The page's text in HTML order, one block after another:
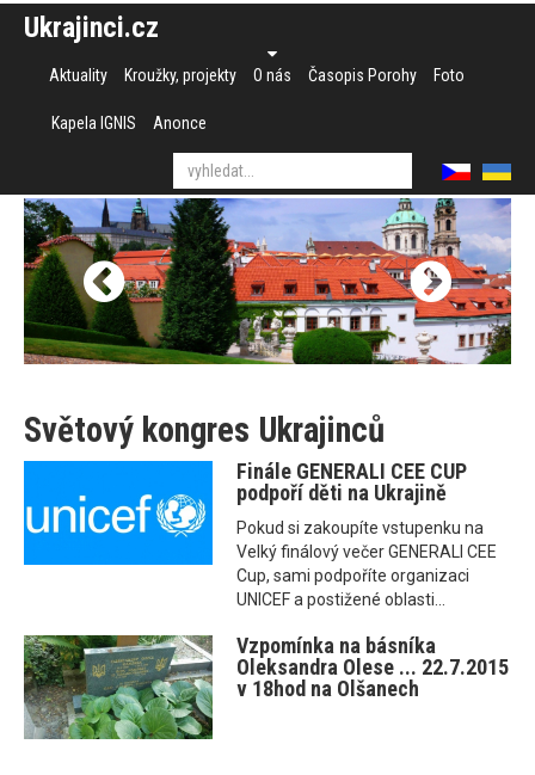
Ukrajinci.cz
Aktuality Kroužky, projekty O nás Časopis Porohy Foto
Kapela IGNIS Anonce
Světový kongres Ukrajinců
Finále GENERALI CEE CUP
podpoří děti na Ukrajině
Pokud si zakoupíte vstupenku na
Velký finálový večer GENERALI CEE
Cup, sami podpoříte organizaci
UNICEF a postižené oblasti...
Vzpomínka na básníka
Oleksandra Olese ... 22.7.2015
v 18hod na Olšanech